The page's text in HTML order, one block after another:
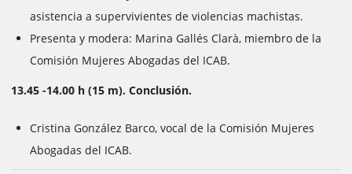
asistencia a supervivientes de violencias machistas.
Presenta y modera: Marina Gallés Clarà, miembro de la
Comisión Mujeres Abogadas del ICAB.
13.45 -14.00 h (15 m). Conclusión.
Cristina González Barco, vocal de la Comisión Mujeres
Abogadas del ICAB.